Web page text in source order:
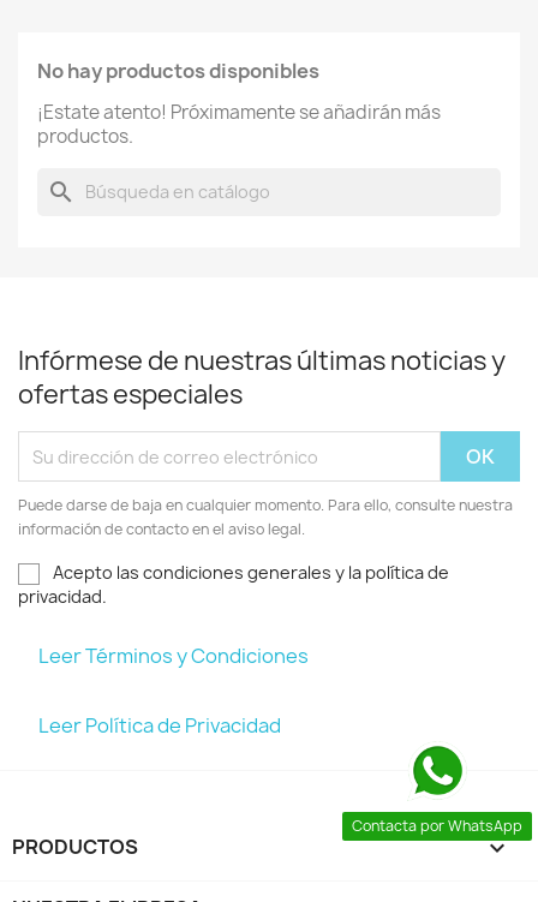
No hay productos disponibles
¡Estate atento! Próximamente se añadirán más
productos.
search
Infórmese de nuestras últimas noticias y
ofertas especiales
Puede darse de baja en cualquier momento. Para ello, consulte nuestra
información de contacto en el aviso legal.
Acepto las condiciones generales y la política de
privacidad.
Leer Términos y Condiciones
Leer Política de Privacidad
PRODUCTOS 
Contacta por WhatsApp